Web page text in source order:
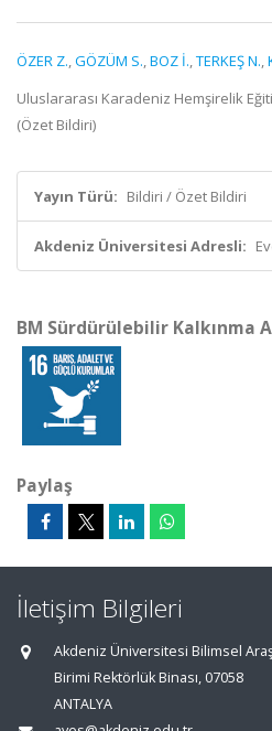
ÖZER Z.,GÖZÜM S.,BOZ İ.,TERKEŞ N.,
Uluslararası Karadeniz Hemşirelik
(Özet Bildiri)
Yayın Türü: Bildiri / Özet Bildiri
Akdeniz Üniversitesi Adresli:
BM Sürdürülebilir Kalkınma
Paylaş
İletişim Bilgileri
Akdeniz Üniversitesi Bilimsel
Birimi Rektörlük Binası, 07058
ANTALYA